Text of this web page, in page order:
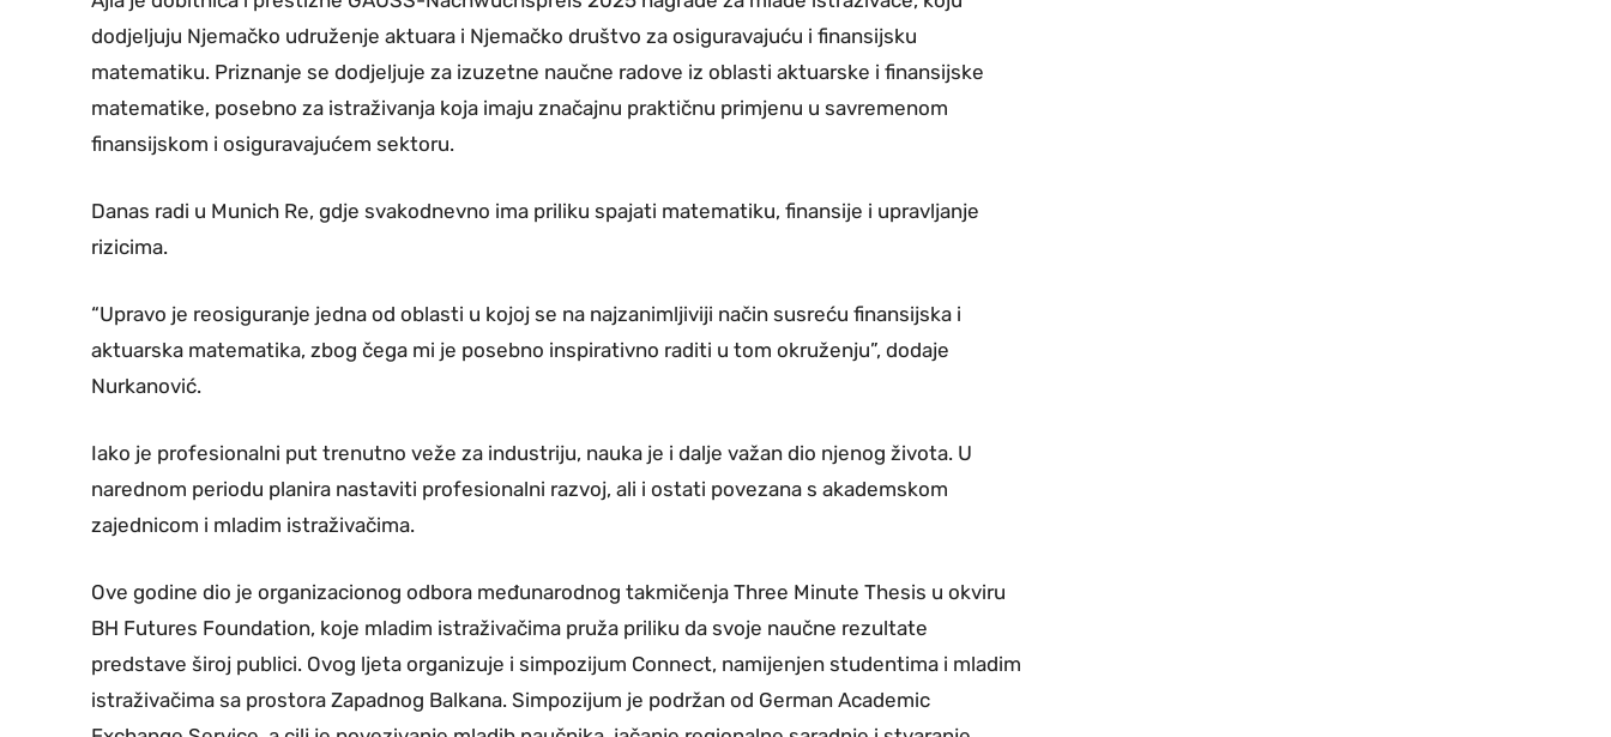
dodjeljuju Njemačko udruženje aktuara i Njemačko društvo za osiguravajuću i finansijsku
matematiku. Priznanje se dodjeljuje za izuzetne naučne radove iz oblasti aktuarske i finansijske
matematike, posebno za istraživanja koja imaju značajnu praktičnu primjenu u savremenom
finansijskom i osiguravajućem sektoru.
Danas radi u Munich Re, gdje svakodnevno ima priliku spajati matematiku, finansije i upravljanje
rizicima.
“Upravo je reosiguranje jedna od oblasti u kojoj se na najzanimljiviji način susreću finansijska i
aktuarska matematika, zbog čega mi je posebno inspirativno raditi u tom okruženju”, dodaje
Nurkanović.
Iako je profesionalni put trenutno veže za industriju, nauka je i dalje važan dio njenog života. U
narednom periodu planira nastaviti profesionalni razvoj, ali i ostati povezana s akademskom
zajednicom i mladim istraživačima.
Ove godine dio je organizacionog odbora međunarodnog takmičenja Three Minute Thesis u okviru
BH Futures Foundation, koje mladim istraživačima pruža priliku da svoje naučne rezultate
predstave široj publici. Ovog ljeta organizuje i simpozijum Connect, namijenjen studentima i mladim
istraživačima sa prostora Zapadnog Balkana. Simpozijum je podržan od German Academic